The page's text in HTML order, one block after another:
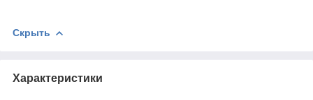
Скрыть
Характеристики